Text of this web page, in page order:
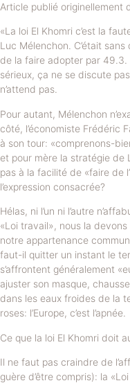
Article publié originellement
«La loi El Khomri c’est la
Luc Mélenchon. C’était
de la faire adopter par 49.3.
sérieux, ça ne se discute
n’attend pas.
Pour autant, Mélenchon
côté, l’économiste Frédéric
à son tour: «comprenons-
et pour mère la stratégie
pas à la facilité de «faire de
l’expression consacrée?
Hélas, ni l’un ni l’autre
«Loi travail», nous la
notre appartenance
faut-il quitter un instant le
s’affrontent généralement
ajuster son masque,
dans les eaux froides de la
roses: l’Europe, c’est l’apnée.
Ce que la loi El Khomri doit
Il ne faut pas craindre de
guère d’être compris): la